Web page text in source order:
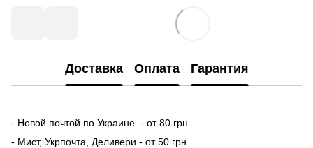
Доставка Оплата Гарантия
- Новой почтой по Украине - от 80 грн.
- Мист, Укрпочта, Деливери - от 50 грн.